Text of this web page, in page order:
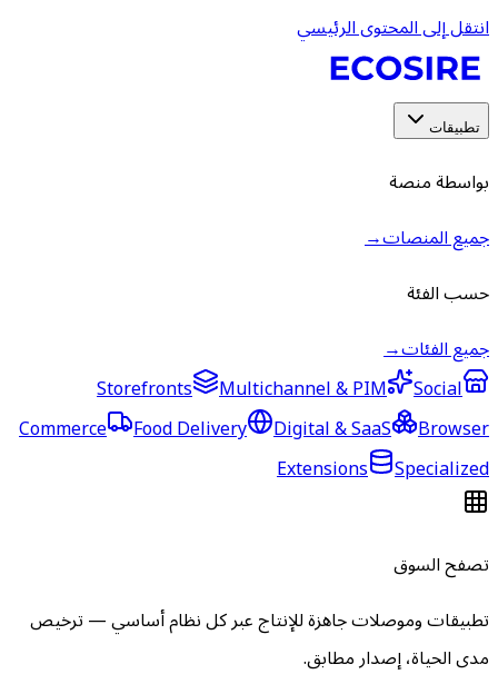
انتقل إلى المحتوى الرئيسي
تطبيقات
بواسطة منصة
جميع المنصات→
حسب الفئة
جميع الفئات→
Storefronts
Multichannel & PIM
Social
Commerce
Food Delivery Digital & SaaS
Browser
Extensions
Specialized
تصفح السوق
تطبيقات وموصلات جاهزة للإنتاج عبر كل نظام أساسي — ترخيص
مدى الحياة، إصدار مطابق.